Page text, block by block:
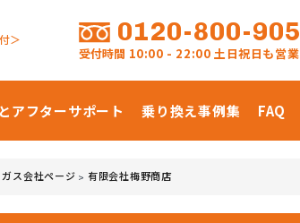
＞ 0120-800-905
受付時間 10:00 - 22:00 土日祝日も営業
アフターサポート 乗り換え事例集 FAQ
ガス会社ページ > 有限会社梅野商店